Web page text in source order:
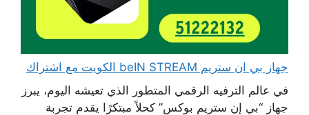
جهاز بي ان ستريم beIN STREAM الكويت مع اشتراك
في عالم الترفيه الرقمي المتطور الذي تعيشه اليوم، يبرز
جهاز “بي إن ستريم بوكس” كحلاً مبتكرًا يقدم تجربة